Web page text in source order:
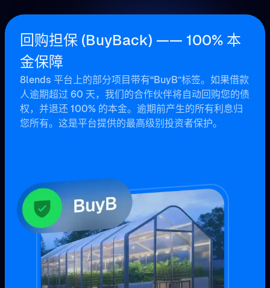
回购担保 (BuyBack) —— 100% 本
金保障
8lends 平台上的部分项目带有“BuyB”标签。如果借款
人逾期超过 60 天，我们的合作伙伴将自动回购您的债
权，并退还 100% 的本金。逾期前产生的所有利息归
您所有。这是平台提供的最高级别投资者保护。